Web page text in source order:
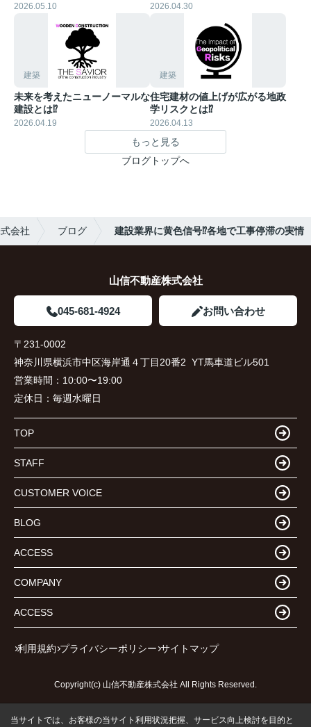
2026.05.10 2026.04.30
建築
未来を考えたニューノーマルな
建設とは⁉︎
2026.04.19
建築
住宅建材の値上げが広がる地政
学リスクとは⁉︎
2026.04.13
もっと見る
ブログトップへ
会社 ブログ 建設業界に黄色信号⁉︎各地で工事停滞の実情
山信不動産株式会社
045-681-4924 お問い合わせ
〒231-0002
神奈川県横浜市中区海岸通４丁目20番2 YT馬車道ビル501
営業時間： 10:00〜19:00
定休日： 毎週水曜日
TOP
STAFF
CUSTOMER VOICE
BLOG
ACCESS
COMPANY
ACCESS
利用規約 プライバシーポリシー サイトマップ
Copyright(c) 山信不動産株式会社 All Rights Reserved.
当サイトでは、お客様の当サイト利用状況把握、サービス向上検討を目的と